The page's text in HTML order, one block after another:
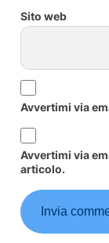
Sito web
Avvertimi via
Avvertimi via
articolo.